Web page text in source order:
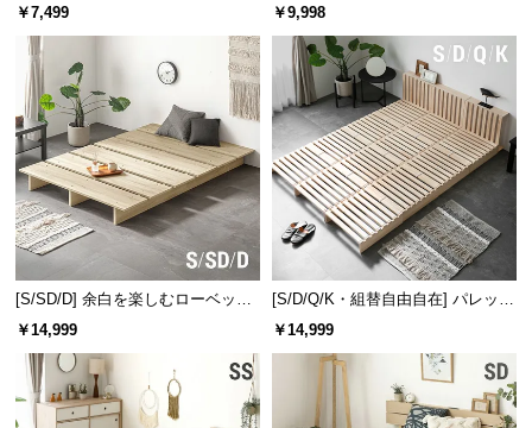
￥7,499
￥9,998
[S/SD/D] 余白を楽しむローベッド
フレーム 天然木調 ステージベッド
￥14,999
[S/D/Q/K・組替自由自在] パレット
ベッド 8/12/16枚セット
￥14,999